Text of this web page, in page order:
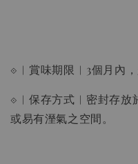
⟐︱賞味期限︱3個月內
⟐︱保存方式︱密封存放
或易有溼氣之空間。